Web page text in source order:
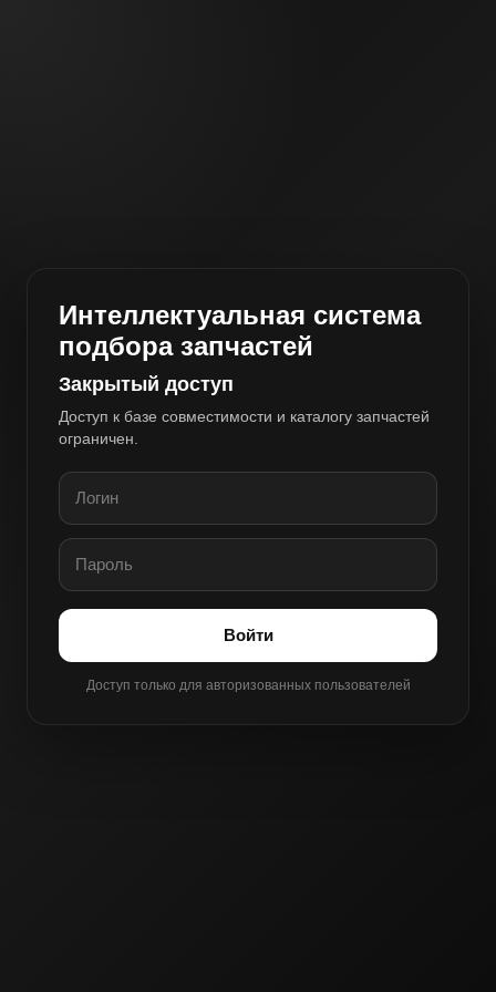
Интеллектуальная система
подбора запчастей
Закрытый доступ
Доступ к базе совместимости и каталогу запчастей
ограничен.
Войти
Доступ только для авторизованных пользователей